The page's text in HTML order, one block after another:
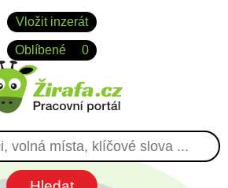
Vložit inzerát
Oblíbené 0